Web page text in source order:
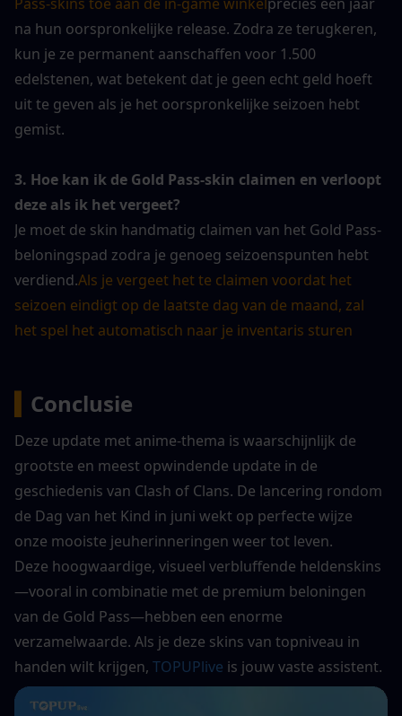
na hun oorspronkelijke release. Zodra ze terugkeren,
kun je ze permanent aanschaffen voor 1.500
edelstenen, wat betekent dat je geen echt geld hoeft
uit te geven als je het oorspronkelijke seizoen hebt
gemist.
3. Hoe kan ik de Gold Pass-skin claimen en verloopt
deze als ik het vergeet?
Je moet de skin handmatig claimen van het Gold Pass-
beloningspad zodra je genoeg seizoenspunten hebt
verdiend.Als je vergeet het te claimen voordat het
seizoen eindigt op de laatste dag van de maand, zal
het spel het automatisch naar je inventaris sturen
Conclusie
Deze update met anime-thema is waarschijnlijk de
grootste en meest opwindende update in de
geschiedenis van Clash of Clans. De lancering rondom
de Dag van het Kind in juni wekt op perfecte wijze
onze mooiste jeuherinneringen weer tot leven.
Deze hoogwaardige, visueel verbluffende heldenskins
—vooral in combinatie met de premium beloningen
van de Gold Pass—hebben een enorme
verzamelwaarde. Als je deze skins van topniveau in
handen wilt krijgen, TOPUPlive is jouw vaste assistent.